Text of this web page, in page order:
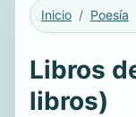
Inicio Poesía
Libros
libros)